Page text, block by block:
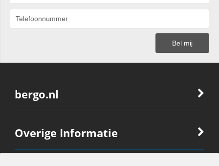
bergo.nl
Overige Informatie